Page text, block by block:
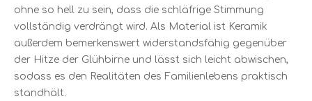
ohne so hell zu sein, dass die schläfrige Stimmung
vollständig verdrängt wird. Als Material ist Keramik
außerdem bemerkenswert widerstandsfähig gegenüber
der Hitze der Glühbirne und lässt sich leicht abwischen,
sodass es den Realitäten des Familienlebens praktisch
standhält.